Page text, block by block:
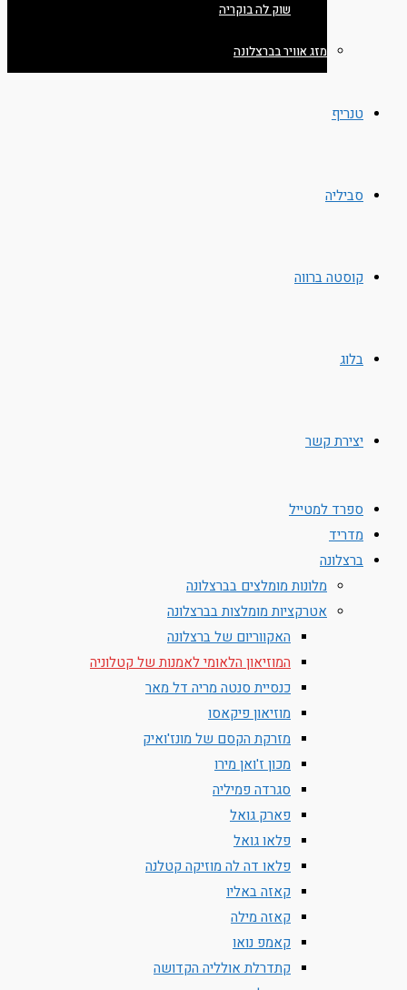
שוק לה בוקריה
מזג אוויר בברצלונה
טנריף
סביליה
קוסטה ברווה
בלוג
יצירת קשר
ספרד למטייל
מדריד
ברצלונה
מלונות מומלצים בברצלונה
אטרקציות מומלצות בברצלונה
האקווריום של ברצלונה
המוזיאון הלאומי לאמנות של קטלוניה
כנסיית סנטה מריה דל מאר
מוזיאון פיקאסו
מזרקת הקסם של מונז'ואיק
מכון ז'ואן מירו
סגרדה פמיליה
פארק גואל
פלאו גואל
פלאו דה לה מוזיקה קטלנה
קאזה באליו
קאזה מילה
קאמפ נואו
קתדרלת אולליה הקדושה